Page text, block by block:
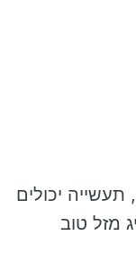
יכולים
מזל טוב